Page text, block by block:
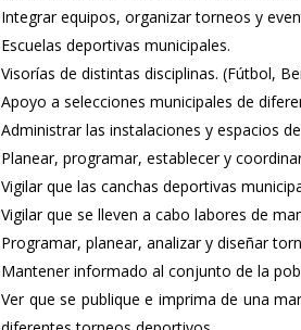
Integrar equipos, organizar torneos y
Escuelas deportivas municipales.
Visorías de distintas disciplinas. (Fútbol,
Apoyo a selecciones municipales de
Administrar las instalaciones y espacios
Planear, programar, establecer y
Vigilar que las canchas deportivas
Vigilar que se lleven a cabo labores de
Programar, planear, analizar y diseñar
Mantener informado al conjunto de la
Ver que se publique e imprima de una